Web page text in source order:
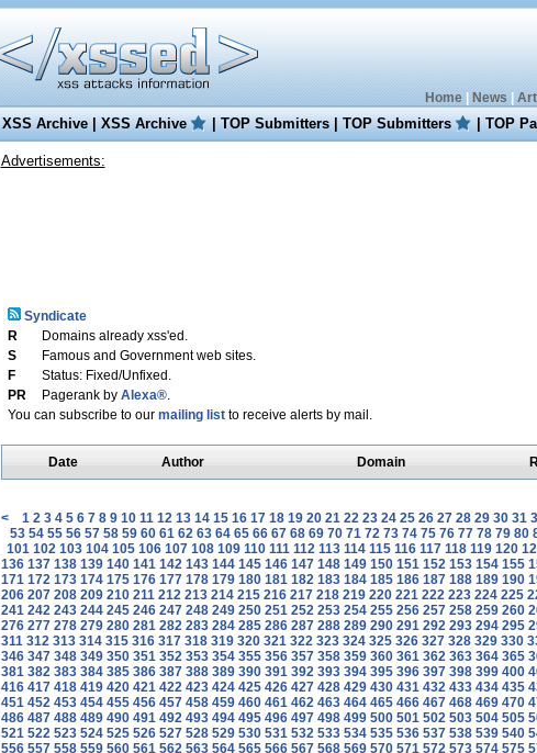
Home| News
XSS Archive|XSS Archive |TOP Submitters|TOP Submitters |TOP
Advertisements:
Syndicate
R
Domains already xss'ed.
S
Famous and Government web sites.
F
Status: Fixed/Unfixed.
PR
Pagerank by Alexa®.
You can subscribe to our mailing listto receive alerts by mail.
Date Author Domain
< 1 2 3 4 5 6 7 8 9 10 11 12 13 14 15 16 17 18 19 20 21 22 23 24 25 26 27 28 29 30 31
53 54 55 56 57 58 59 60 61 62 63 64 65 66 67 68 69 70 71 72 73 74 75 76 77 78 79 80
101 102 103 104 105 106 107 108 109 110 111 112 113 114 115 116 117 118 119 120
136 137 138 139 140 141 142 143 144 145 146 147 148 149 150 151 152 153 154 155
171 172 173 174 175 176 177 178 179 180 181 182 183 184 185 186 187 188 189 190
206 207 208 209 210 211 212 213 214 215 216 217 218 219 220 221 222 223 224 225
241 242 243 244 245 246 247 248 249 250 251 252 253 254 255 256 257 258 259 260
276 277 278 279 280 281 282 283 284 285 286 287 288 289 290 291 292 293 294 295
311 312 313 314 315 316 317 318 319 320 321 322 323 324 325 326 327 328 329 330
346 347 348 349 350 351 352 353 354 355 356 357 358 359 360 361 362 363 364 365
381 382 383 384 385 386 387 388 389 390 391 392 393 394 395 396 397 398 399 400
416 417 418 419 420 421 422 423 424 425 426 427 428 429 430 431 432 433 434 435
451 452 453 454 455 456 457 458 459 460 461 462 463 464 465 466 467 468 469 470
486 487 488 489 490 491 492 493 494 495 496 497 498 499 500 501 502 503 504 505
521 522 523 524 525 526 527 528 529 530 531 532 533 534 535 536 537 538 539 540
556 557 558 559 560 561 562 563 564 565 566 567 568 569 570 571 572 573 574 575